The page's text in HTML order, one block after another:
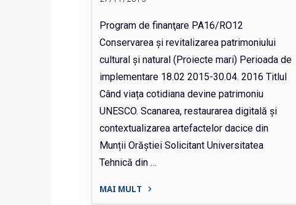
Program de finanţare PA16/RO12
Conservarea și revitalizarea patrimoniului
cultural și natural (Proiecte mari) Perioada de
implementare 18.02 2015-30.04. 2016 Titlul
Când viața cotidiana devine patrimoniu
UNESCO. Scanarea, restaurarea digitală și
contextualizarea artefactelor dacice din
Munții Orăștiei Solicitant Universitatea
Tehnică din …
MAI MULT